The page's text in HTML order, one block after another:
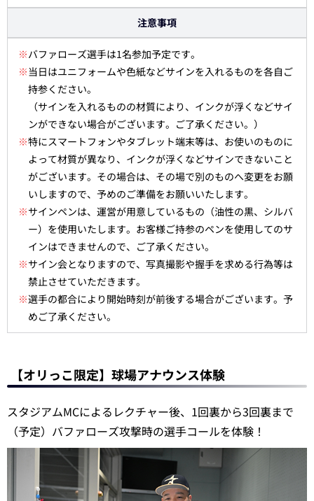
注意事項
※バファローズ選手は1名参加予定です。
※ 当日はユニフォームや色紙などサインを入れるものを各自ご
持参ください。
（サインを入れるものの材質により、インクが浮くなどサイ
ンができない場合がございます。ご了承ください。）
※特にスマートフォンやタブレット端末等は、お使いのものに
よって材質が異なり、インクが浮くなどサインできないこと
がございます。その場合は、その場で別のものへ変更をお願
いしますので、予めのご準備をお願いいたします。
※サインペンは、運営が用意しているもの（油性の黒、シルバ
ー）を使用いたします。お客様ご持参のペンを使用してのサ
インはできませんので、ご了承ください。
※サイン会となりますので、写真撮影や握手を求める行為等は
禁止させていただきます。
※選手の都合により開始時刻が前後する場合がございます。予
めご了承ください。
【オリっこ限定】球場アナウンス体験
スタジアムMCによるレクチャー後、1回裏から3回裏まで
（予定）バファローズ攻撃時の選手コールを体験！